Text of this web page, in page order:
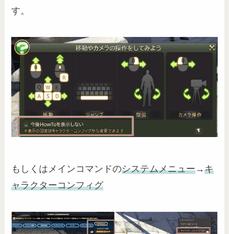
す。
もしくはメインコマンドのシステムメニュー→キ
ャラクターコンフィグ